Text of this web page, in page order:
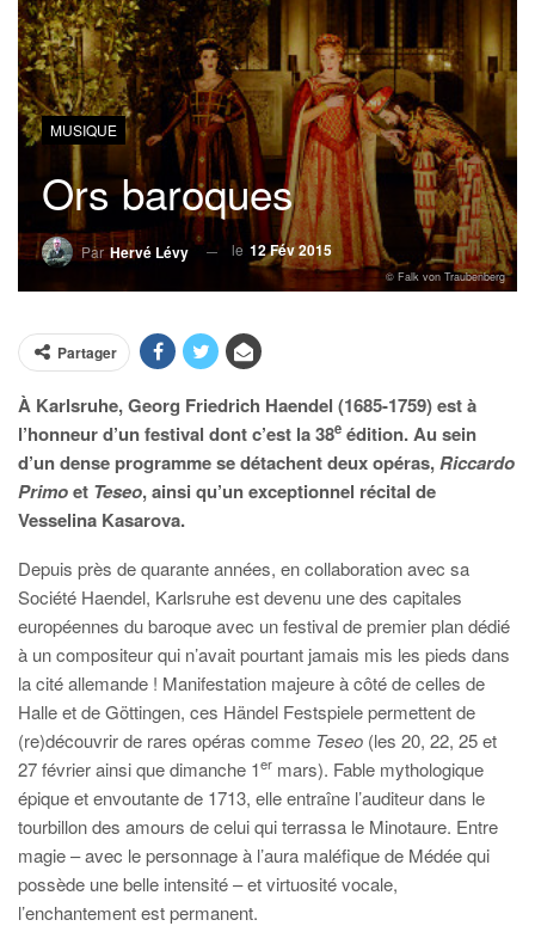
MUSIQUE
Ors baroques
ParHervé Lévy le 12 Fév 2015
© Falk von Traubenberg
Partager
À Karlsruhe, Georg Friedrich Haendel (1685-1759) est à
l’honneur d’un festival dont c’est la 38e édition. Au sein
d’un dense programme se détachent deux opéras,Riccardo
Primoet Teseo, ainsi qu’un exceptionnel récital de
Vesselina Kasarova.
Depuis près de quarante années, en collaboration avec sa
Société Haendel, Karlsruhe est devenu une des capitales
européennes du baroque avec un festival de premier plan dédié
à un compositeur qui n’avait pourtant jamais mis les pieds dans
la cité allemande ! Manifestation majeure à côté de celles de
Halle et de Göttingen, ces Händel Festspiele permettent de
(re)découvrir de rares opéras comme Teseo (les 20, 22, 25 et
27 février ainsi que dimanche 1er mars). Fable mythologique
épique et envoutante de 1713, elle entraîne l’auditeur dans le
tourbillon des amours de celui qui terrassa le Minotaure. Entre
magie – avec le personnage à l’aura maléfique de Médée qui
possède une belle intensité – et virtuosité vocale,
l’enchantement est permanent.